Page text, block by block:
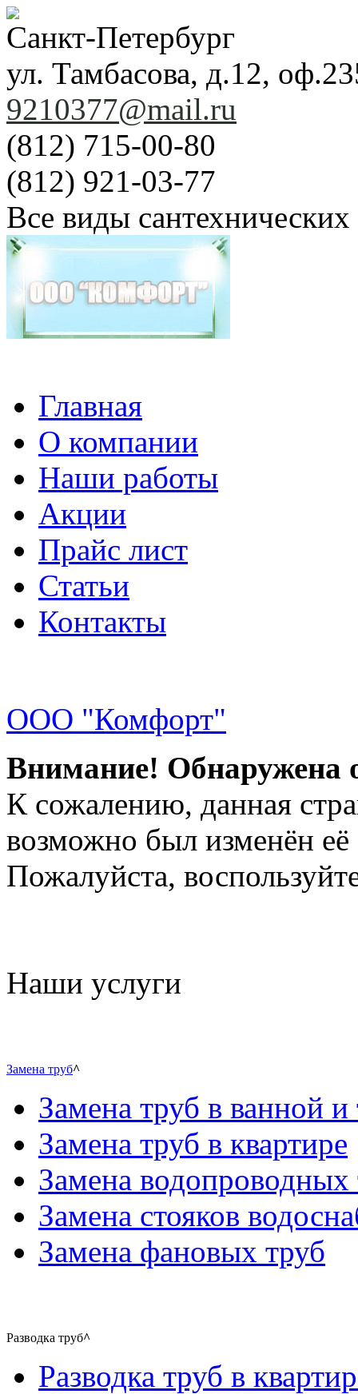
Санкт-Петербург
ул. Тамбасова, д.12,
9210377@mail.ru
(812) 715-00-80
(812) 921-03-77
Все виды
Главная
О компании
Наши работы
Акции
Прайс лист
Статьи
Контакты
ООО "Комфорт"
Внимание! Обнаружена
К сожалению, данная
возможно был изменён её
Пожалуйста,
Наши услуги
Замена труб^
Замена труб в ванной и
Замена труб в квартире
Замена водопроводных
Замена стояков
Замена фановых труб
Разводка труб^
Разводка труб в